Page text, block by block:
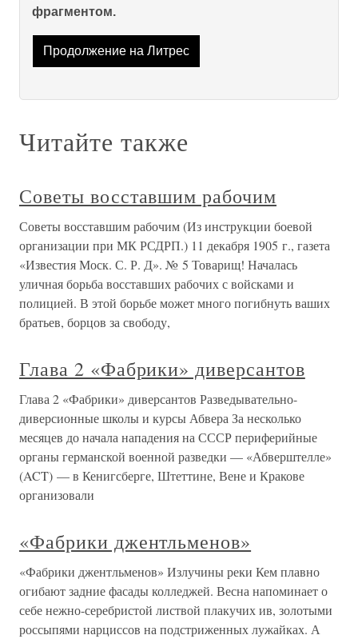
фрагментом.
Продолжение на Литрес
Читайте также
Советы восставшим рабочим
Советы восставшим рабочим (Из инструкции боевой
организации при МК РСДРП.) 11 декабря 1905 г., газета
«Известия Моск. С. Р. Д». № 5 Товарищ! Началась
уличная борьба восставших рабочих с войсками и
полицией. В этой борьбе может много погибнуть ваших
братьев, борцов за свободу,
Глава 2 «Фабрики» диверсантов
Глава 2 «Фабрики» диверсантов Разведывательно-
диверсионные школы и курсы Абвера За несколько
месяцев до начала нападения на СССР периферийные
органы германской военной разведки — «Абверштелле»
(ACT) — в Кенигсберге, Штеттине, Вене и Кракове
организовали
«Фабрики джентльменов»
«Фабрики джентльменов» Излучины реки Кем плавно
огибают задние фасады колледжей. Весна напоминает о
себе нежно-серебристой листвой плакучих ив, золотыми
россыпями нарциссов на подстриженных лужайках. А